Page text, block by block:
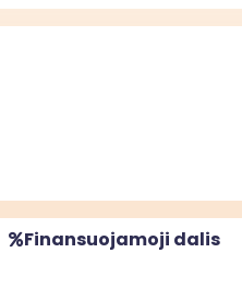
Finansuojamoji dalis